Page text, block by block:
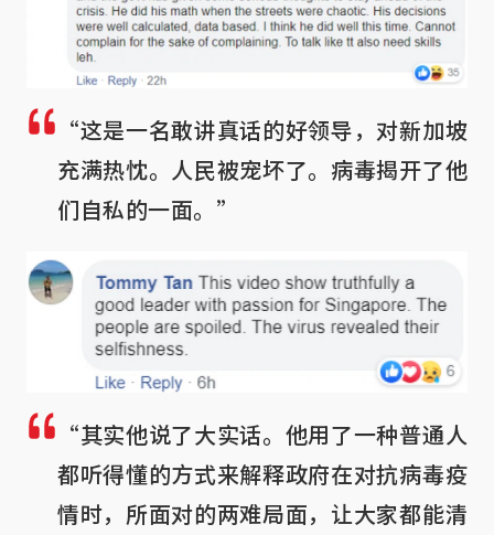
“这是一名敢讲真话的好领导，对新加坡
充满热忱。人民被宠坏了。病毒揭开了他
们自私的一面。”
“其实他说了大实话。他用了一种普通人
都听得懂的方式来解释政府在对抗病毒疫
情时，所面对的两难局面，让大家都能清